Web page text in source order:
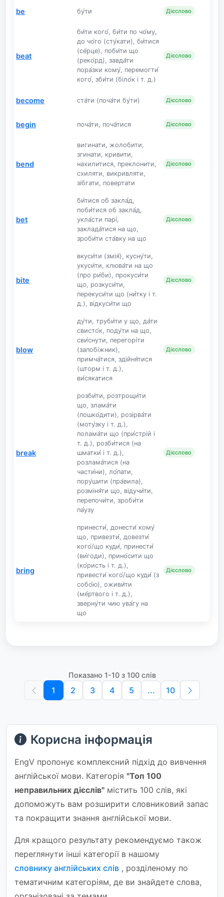
be бу́ти Дієслово
beat
би́ти кого́, би́ти по чо́му,
до чо́го (сту́кати), би́тися
(се́рце), поби́ти що
(реко́рд), завда́ти
пора́зки кому́, перемогти́
кого́, зби́ти (біло́к і т. д.)
Дієслово
become ста́ти (поча́ти бу́ти) Дієслово
begin поча́ти, поча́тися Дієслово
bend
вигинати, жолобити,
згинати, кривити,
нахилитися, преклонити,
схиляти, викривляти,
зібгати, повертати
Дієслово
bet
би́тися об закла́д,
поби́тися об закла́д,
укла́сти парі́,
заклада́тися на що,
зроби́ти ста́вку на що
Дієслово
bite
вкуси́ти (змія́), кусну́ти,
укуси́ти, клюва́ти на що
(про ри́би), прокуси́ти
що, розкуси́ти,
перекуси́ти що (ни́тку і т.
д.), відкуси́ти що
Дієслово
blow
ду́ти, труби́ти у що, да́ти
свисто́к, поду́ти на що,
сви́снути, перегорі́ти
(запобі́жник),
примча́тися, здійня́тися
(шторм і т. д.),
ви́сякатися
Дієслово
break
розби́ти, розтрощи́ти
що, злама́ти
(пошко́дити), розірва́ти
(моту́зку і т. д.),
полама́ти що (при́стрій і
т. д.), розби́тися (на
шматки́ і т. д.),
розлама́тися (на
части́ни), ло́пати,
пору́шити (пра́вила),
розміня́ти що, відучи́ти,
перепочи́ти, зроби́ти
па́узу
Дієслово
bring
принести́, донести́ кому́
що, привезти́, довезти́
кого́/що куди́, принести́
(ви́годи), прино́сити що
(ко́ристь і т. д.),
привести́ кого́/що куди́ (з
собо́ю), оживи́ти
(ме́ртвого і т. д.),
зверну́ти чию ува́гу на
що
Дієслово
Показано 1-10 з 100 слів
1 2 3 4 5 ... 10
Корисна інформація
EngV пропонує комплексний підхід до вивчення
англійської мови. Категорія "Топ 100
неправильних дієслів" містить 100 слів, які
допоможуть вам розширити словниковий запас
та покращити знання англійської мови.
Для кращого результату рекомендуємо також
переглянути інші категорії в нашому
словнику англійських слів , розділеному по
тематичним категоріям, де ви знайдете слова,